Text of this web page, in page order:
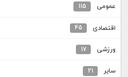
عمومی 115
اقتصادی 45
ورزشی 17
سایر 21